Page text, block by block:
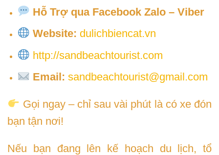
Hỗ Trợ qua Facebook Zalo – Viber
Website: dulichbiencat.vn
http://sandbeachtourist.com
Email: sandbeachtourist@gmail.com
Gọi ngay – chỉ sau vài phút là có xe đón
bạn tận nơi!
Nếu bạn đang lên kế hoạch du lịch, tổ